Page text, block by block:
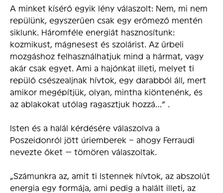
A minket kísérő egyik lény válaszolt: Nem, mi nem
repülünk, egyszerűen csak egy erőmező mentén
siklunk. Háromféle energiát hasznosítunk:
kozmikust, mágnesest és szolárist. Az űrbeli
mozgáshoz felhasználhatjuk mind a hármat, vagy
akár csak egyet. Ami a hajónkat illeti, melyet ti
repülő csészealjnak hívtok, egy darabból áll, mert
amikor megépítjük, olyan, mintha kiöntenénk, és
az ablakokat utólag ragasztjuk hozzá…” .
Isten és a halál kérdésére válaszolva a
Poszeidonról jött úriemberek – ahogy Ferraudi
nevezte őket — tömören válaszoltak.
„Számunkra az, amit ti Istennek hívtok, az abszolút
energia egy formája, ami pedig a halált illeti, az